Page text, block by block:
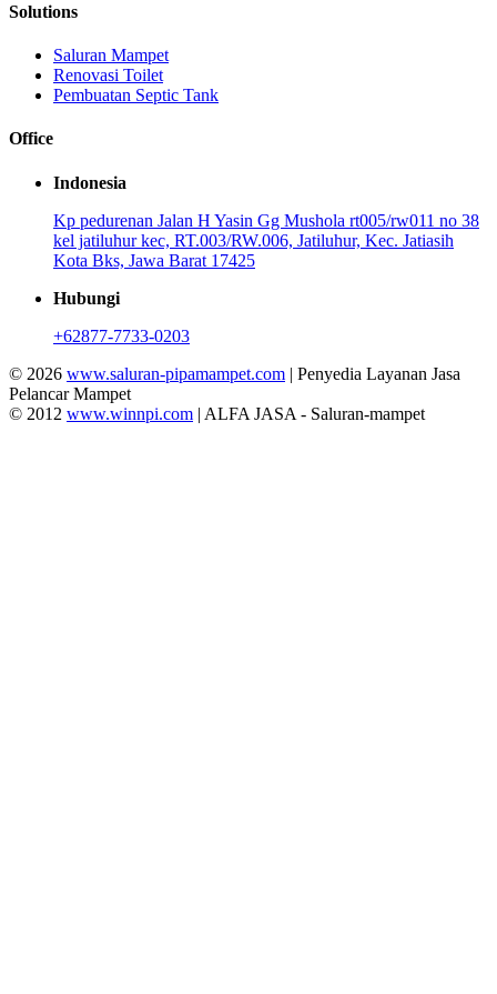
Solutions
Saluran Mampet
Renovasi Toilet
Pembuatan Septic Tank
Office
Indonesia
Kp pedurenan Jalan H Yasin Gg Mushola rt005/rw011 no 38
kel jatiluhur kec, RT.003/RW.006, Jatiluhur, Kec. Jatiasih
Kota Bks, Jawa Barat 17425
Hubungi
+62877-7733-0203
© 2026 www.saluran-pipamampet.com | Penyedia Layanan Jasa
Pelancar Mampet
© 2012 www.winnpi.com | ALFA JASA - Saluran-mampet